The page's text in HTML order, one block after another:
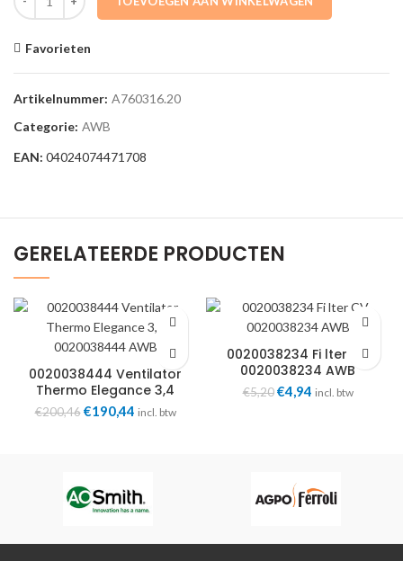
€20,42.
Favorieten
Artikelnummer: A760316.20
Categorie: AWB
EAN: 04024074471708
GERELATEERDE PRODUCTEN
0020038444 Ventilator
Thermo Elegance 3,4
0020038444 AWB
€200,46 Oorspronkelijke
€190,44Huidige
incl. btw
0020038234 Fi lter CV
0020038234 AWB
€5,20 Oorspronkelijke
€4,94Huidige
incl. btw